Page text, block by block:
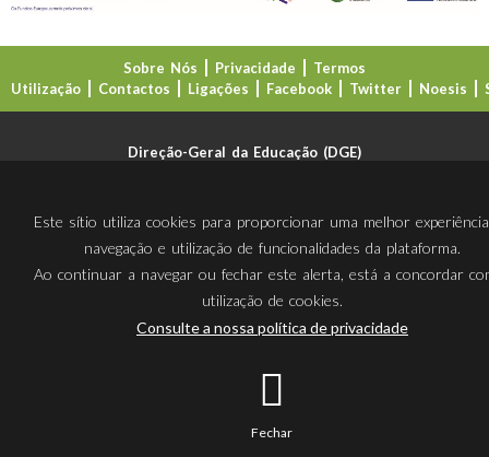
Sobre Nós Privacidade
Termos
Utilização
Contactos Ligações Facebook Twitter Noesis
Direção-Geral da Educação (DGE)
Este sítio utiliza cookies para proporcionar uma melhor
navegação e utilização de funcionalidades da plataforma.
Ao continuar a navegar ou fechar este alerta, está a concordar
utilização de cookies.
Consulte a nossa política de privacidade
Fechar